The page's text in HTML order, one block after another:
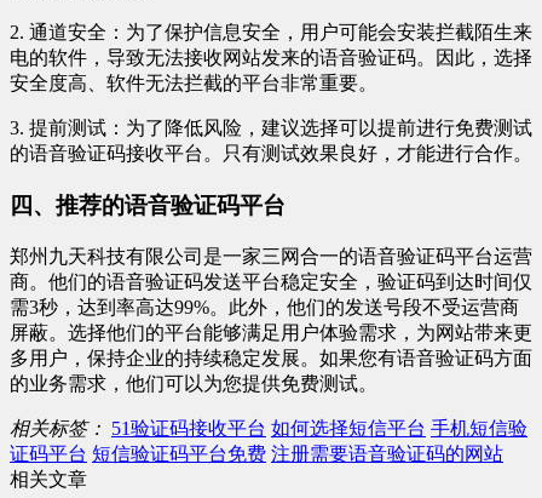
2. 通道安全：为了保护信息安全，用户可能会安装拦截陌生来
电的软件，导致无法接收网站发来的语音验证码。因此，选择
安全度高、软件无法拦截的平台非常重要。
3. 提前测试：为了降低风险，建议选择可以提前进行免费测试
的语音验证码接收平台。只有测试效果良好，才能进行合作。
四、推荐的语音验证码平台
郑州九天科技有限公司是一家三网合一的语音验证码平台运营
商。他们的语音验证码发送平台稳定安全，验证码到达时间仅
需3秒，达到率高达99%。此外，他们的发送号段不受运营商
屏蔽。选择他们的平台能够满足用户体验需求，为网站带来更
多用户，保持企业的持续稳定发展。如果您有语音验证码方面
的业务需求，他们可以为您提供免费测试。
相关标签： 51验证码接收平台 如何选择短信平台 手机短信验
证码平台 短信验证码平台免费 注册需要语音验证码的网站
相关文章